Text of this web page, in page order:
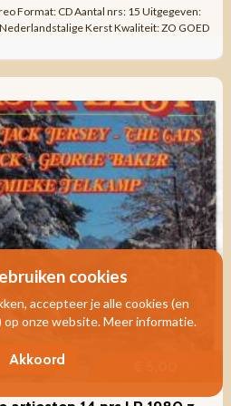
Format: CD Aantal nrs: 15 Uitgegeven:
Kerst Kwaliteit: ZO GOED
cookies
accepteer je alle cookies (en
onze website. Meer informatie.
Akkoord